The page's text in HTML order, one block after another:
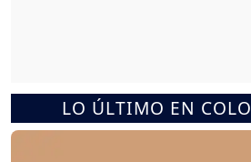
LO ÚLTIMO EN